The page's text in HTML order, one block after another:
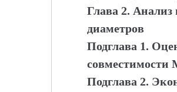
Глава 2. Анализ
диаметров
Подглава 1.
Подглава 2.